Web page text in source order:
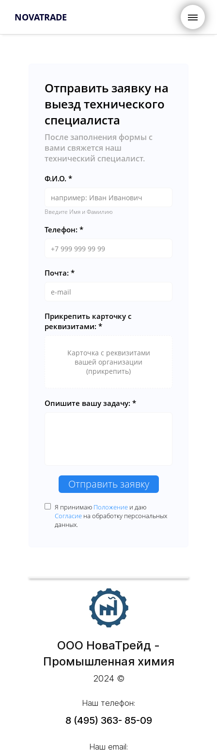
NOVATRADE
Отправить заявку на
выезд технического
специалиста
После заполнения формы с
вами свяжется наш
технический специалист.
Ф.И.О.
Введите Имя и Фамилию
Телефон:
Почта:
Прикрепить карточку с
реквизитами:
Карточка с реквизитами
вашей организации
(прикрепить)
Опишите вашу задачу:
Отправить заявку
Я принимаю Положение и даю
Согласие на обработку персональных
данных.
ООО НоваТрейд -
Промышленная химия
2024 ©
Наш телефон:
8 (495) 363- 85-09
Наш email: